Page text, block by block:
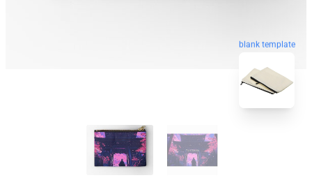
blank template